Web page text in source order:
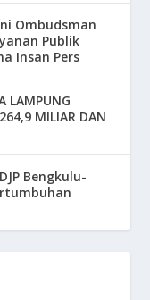
Ombudsman
Publik
Insan Pers
LAMPUNG
MILIAR DAN
Bengkulu-